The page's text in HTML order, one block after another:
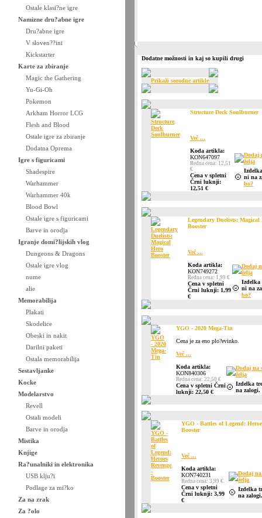
Ostale klasi?ne igre
Namizne dru?abne igre
Dru?abne igre
V sloven??ini
Kickstarter
Karte za zbiranje
Magic the Gathering
Yu-Gi-Oh
Pokemon
Arkham Horror LCG
Flesh and Blood
Ostale igre za zbiranje
Dodatna Oprema
Igre s figuricami
Shadespire
Warhammer
Warhammer 40k
Blood Bowl
Ostale igre s figuricami
Barve in orodja
Igranje domi?lijskih vlog
Dungeons & Dragons
Ostale igre vlog
nume
alie
Memorabilija
Plakati
Skodelice
Obeski in nakit
Darilni paketi
Ostala memorabilija
Sestavljanke
Kocke
Modelarstvo
Revell
Ostali modeli
Barve in orodja
Mistika
Knjige
Ra?unalniki in elektronika
USB klju?i
Podlage za mi?ko
Za na zrak
Za ?olo
Dodatne možnosti in kaj so kupili drugi
Prikaži sorodne artikle
Structure Deck Soulburner
Več ...
Koda artikla:
KON647097
Redna cena: 12,51
€
Cena v spletni
Črni luknji:
12,51 €
Dodaj
želja
ni na
bo?
Legendary Duelists: Magical
Booster
Več ...
Koda artikla:
KON749272
Redna cena: 1,99 €
Cena v spletni
Črni luknji: 1,99
€
Dodaj
želja
Izdelka
ni na
bo?
YGO - 2020 Mega-Tin
Cena je za eno plo?evinko.
Več ...
Koda artikla:
KON840306
Redna cena: 22,50 €
Cena v spletni Črni
luknji: 22,50 €
Dodaj na
želja
Izdelka
na zalogi.
YGO - Battles of Legend:
Booster
Več ...
Koda artikla:
KON740231
Redna cena: 3,99 €
Cena v spletni
Črni luknji: 3,99
€
Dodaj na
želja
Izdelka
na